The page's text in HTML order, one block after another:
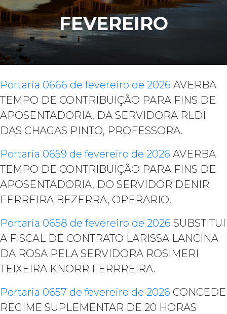
FEVEREIRO
Portaria 0666 de fevereiro de 2026 AVERBA
TEMPO DE CONTRIBUIÇÃO PARA FINS DE
APOSENTADORIA, DA SERVIDORA RLDI
DAS CHAGAS PINTO, PROFESSORA.
Portaria 0659 de fevereiro de 2026 AVERBA
TEMPO DE CONTRIBUIÇÃO PARA FINS DE
APOSENTADORIA, DO SERVIDOR DENIR
FERREIRA BEZERRA, OPERARIO.
Portaria 0658 de fevereiro de 2026 SUBSTITUI
A FISCAL DE CONTRATO LARISSA LANCINA
DA ROSA PELA SERVIDORA ROSIMERI
TEIXEIRA KNORR FERRREIRA.
Portaria 0657 de fevereiro de 2026 CONCEDE
REGIME SUPLEMENTAR DE 20 HORAS